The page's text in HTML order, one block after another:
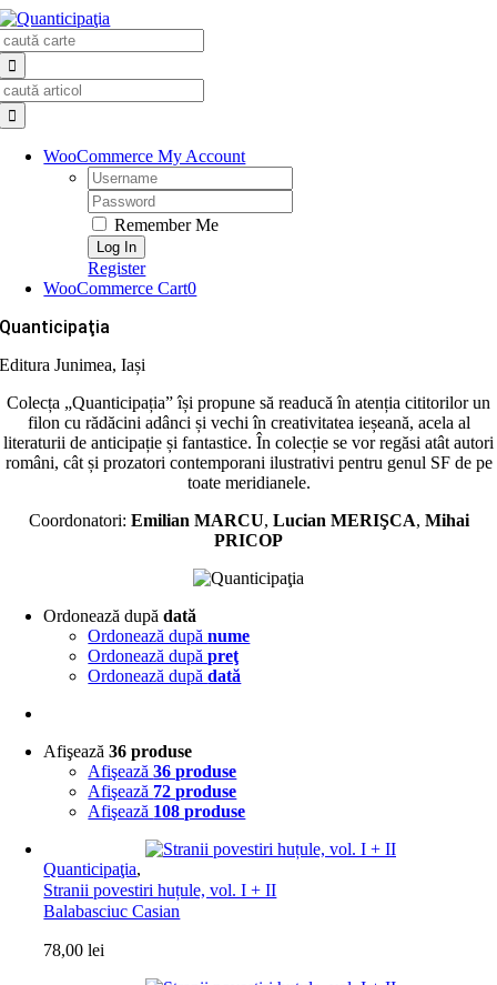
Skip
to
content
WooCommerce My Account
Username:
Password:
Remember Me
Register
WooCommerce Cart0
Quanticipaţia
Editura Junimea, Iași
Colecța „Quanticipația” își propune să readucă în atenția cititorilor un
filon cu rădăcini adânci și vechi în creativitatea ieșeană, acela al
literaturii de anticipație și fantastice. În colecție se vor regăsi atât autori
români, cât și prozatori contemporani ilustrativi pentru genul SF de pe
toate meridianele.
Coordonatori: Emilian MARCU, Lucian MERIŞCA, Mihai
PRICOP
Ordonează dupădată
Ordonează dupănume
Ordonează dupăpreţ
Ordonează dupădată
Afişează36 produse
Afişează36 produse
Afişează 72 produse
Afişează 108 produse
Quanticipaţia,
Stranii povestiri huțule, vol. I + II
Balabasciuc Casian
78,00lei